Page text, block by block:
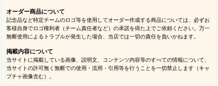
オーダー商品について
記念品など特定チームのロゴ等を使用してオーダー作成する商品については、必ずお
客様自身でロゴ権利者（チーム責任者など）の承諾を得た上でご依頼ください。万一
無断使用によるトラブルが発生した場合、当店では一切の責任を負いかねます。
掲載内容について
当サイトに掲載している画像、説明文、コンテンツ内容等のすべての情報について、
当サイトの許可無く無断での使用・流用・引用等を行うことを一切禁止します（キャ
プチャ画像含む）。